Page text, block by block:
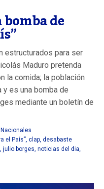
bomba de
estructurados para ser
Maduro pretenda
la comida; la población
y es una bomba de
mediante un boletín de
Nacionales
el País” clap desabaste
julio borges noticias del dia